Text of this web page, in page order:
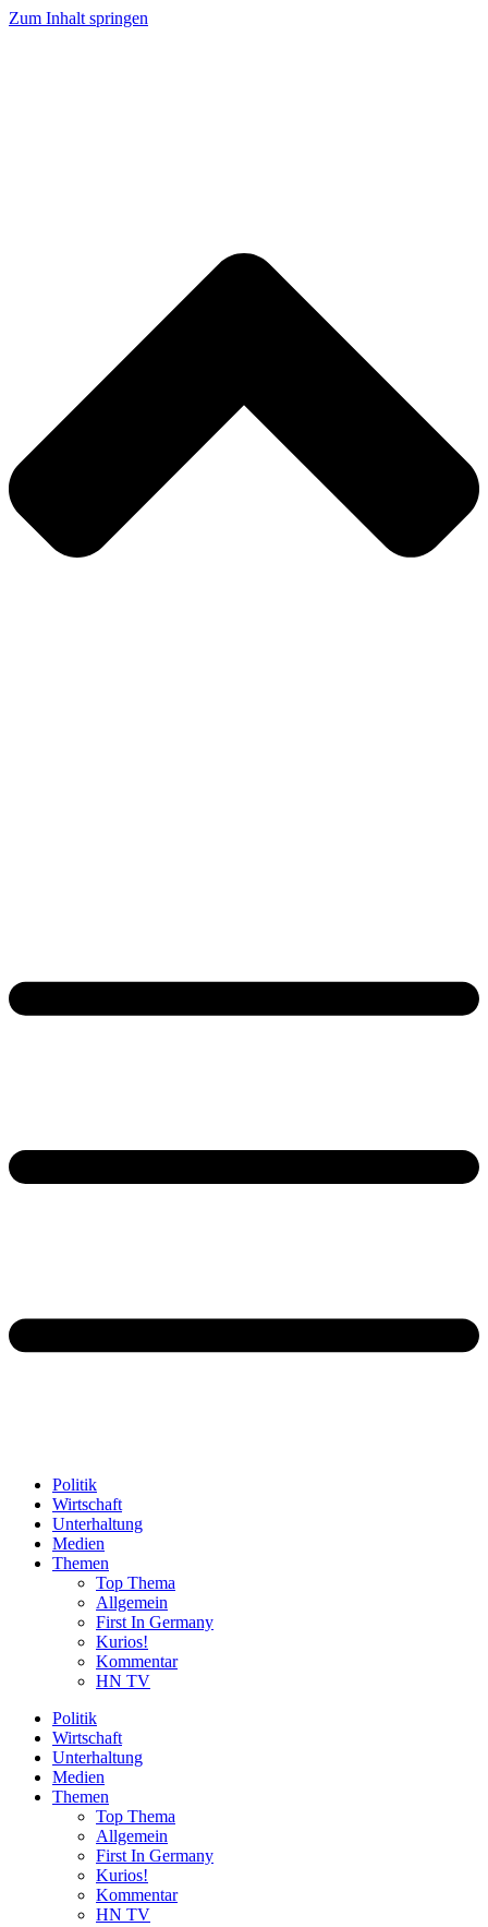
Zum Inhalt springen
Politik
Wirtschaft
Unterhaltung
Medien
Themen
Top Thema
Allgemein
First In Germany
Kurios!
Kommentar
HN TV
Politik
Wirtschaft
Unterhaltung
Medien
Themen
Top Thema
Allgemein
First In Germany
Kurios!
Kommentar
HN TV